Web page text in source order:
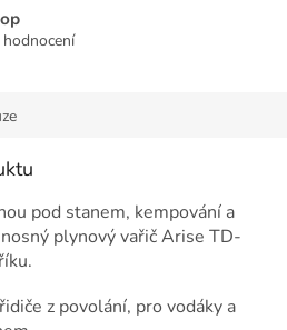
pod stanem, kempování a
plynový vařič Arise TD-
z povolání, pro vodáky a